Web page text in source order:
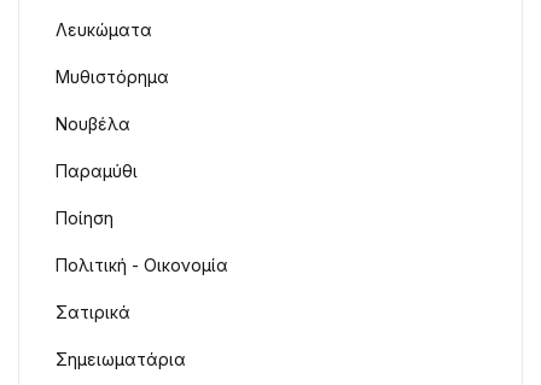
Λευκώματα
Μυθιστόρημα
Νουβέλα
Παραμύθι
Ποίηση
Πολιτική - Οικονομία
Σατιρικά
Σημειωματάρια